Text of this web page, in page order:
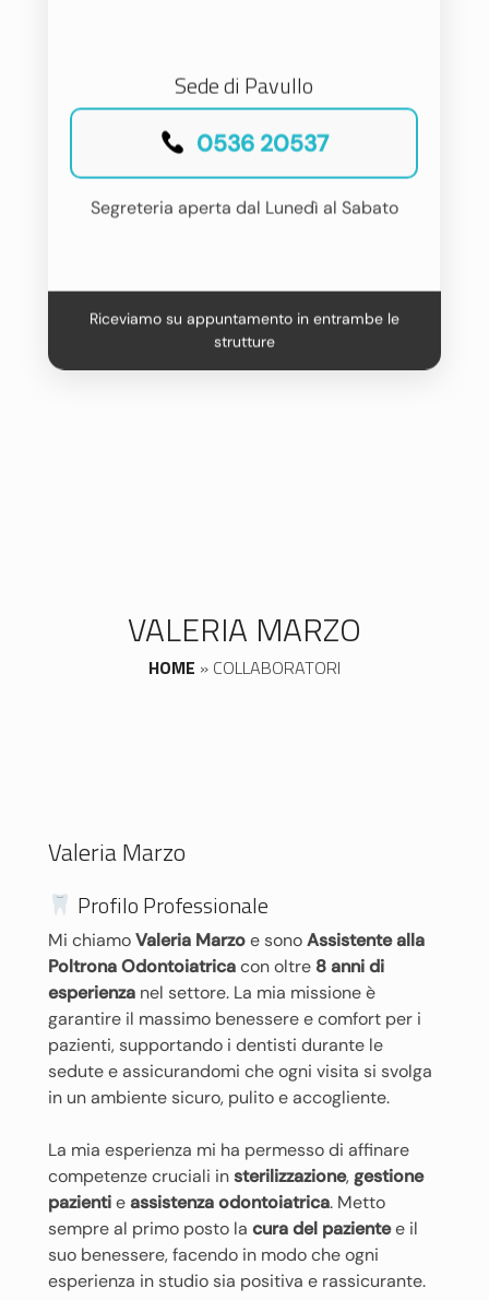
Sede di Pavullo
0536 20537
Segreteria aperta dal Lunedì al Sabato
Riceviamo su appuntamento in entrambe le
strutture
VALERIA MARZO
HOME » COLLABORATORI
Valeria Marzo
Profilo Professionale
Mi chiamoValeria Marzoe sonoAssistente alla
Poltrona Odontoiatricacon oltre 8 anni di
esperienza nel settore. La mia missione è
garantire il massimo benessere e comfort per i
pazienti, supportando i dentisti durante le
sedute e assicurandomi che ogni visita si svolga
in un ambiente sicuro, pulito e accogliente.
La mia esperienza mi ha permesso di affinare
competenze cruciali insterilizzazione,gestione
pazientieassistenza odontoiatrica. Metto
sempre al primo posto la cura del pazientee il
suo benessere, facendo in modo che ogni
esperienza in studio sia positiva e rassicurante.